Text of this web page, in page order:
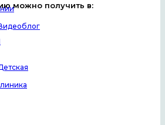
можно получить в: